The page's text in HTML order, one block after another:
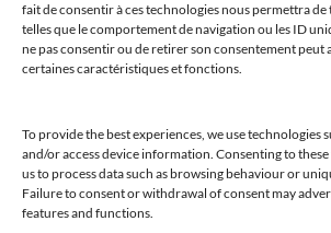
fait de consentir à ces technologies nous permettra
telles que le comportement de navigation ou les ID
ne pas consentir ou de retirer son consentement peut
certaines caractéristiques et fonctions.
To provide the best experiences, we use technologies
and/or access device information. Consenting to
us to process data such as browsing behaviour or
Failure to consent or withdrawal of consent may
features and functions.